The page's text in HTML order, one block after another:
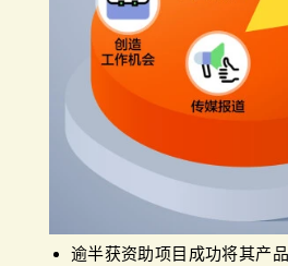
逾半获资助项目成功将其产